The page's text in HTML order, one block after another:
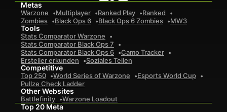
Metas
Warzone Multiplayer Ranked Play
Ranked
Zombies
Black Ops 6 Black Ops 6 Zombies MW3
Tools
Stats Comparator Warzone
Stats Comparator Black Ops 7
Stats Comparator Black Ops 6
Camo Tracker
Ersteller erkunden
Soziales Teilen
Competitive
Top 250 World Series of Warzone
Esports World Cup
Pullze Check Ladder
Other Websites
Battlefinity Warzone Loadout
Top 20 Meta